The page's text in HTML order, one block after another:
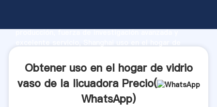
producción, fuerza de investigación avanzada y
aporta valores a todos los clientes.
Obtener uso en el hogar de vidrio
vaso de la licuadora Precio(
WhatsApp)